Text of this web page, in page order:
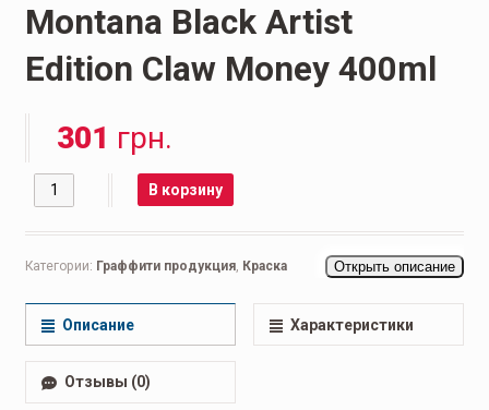
Montana Black Artist
Edition Claw Money 400ml
301 грн.
Количество В корзину
Категории: Граффити продукция, Краска Открыть описание
Описание Характеристики
Отзывы (0)